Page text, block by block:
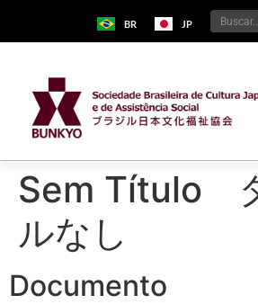
BR JP
Sem Título
ルなし
Documento